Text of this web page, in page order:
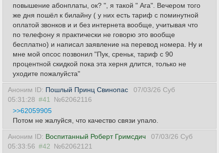
повышение абонплаты, ок? ", я такой " Ага". Вечером того
же дня пошёл к билайну ( у них есть тариф с поминутной
оплатой звонков и и без интернета вообще, учитывая что
по телефону я практически не говорю это вообще
бесплатно) и написал заявление на перевод номера. Ну и
мне мой опсос позвонил "Пук, среньк, тариф с 90
процентной скидкой пока эта херня длится, только не
уходите пожалуйста"
Аноним ID: Пошлый Принц Свинопас
07/03/26 Суб
05:31:28 #41
№62062116
>>62059905
Потом не жалуйся, что качество связи упало.
Аноним ID: Воспитанный Роберт Гримсдич
07/03/26 Суб
05:33:56 #42 №62062121